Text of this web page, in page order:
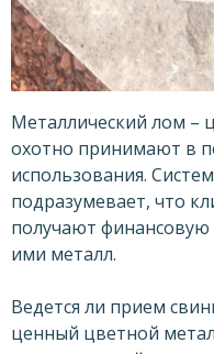
Металлический лом –
охотно принимают в
использования.
подразумевает, что
получают
ими металл.
Ведется ли прием
ценный цветной